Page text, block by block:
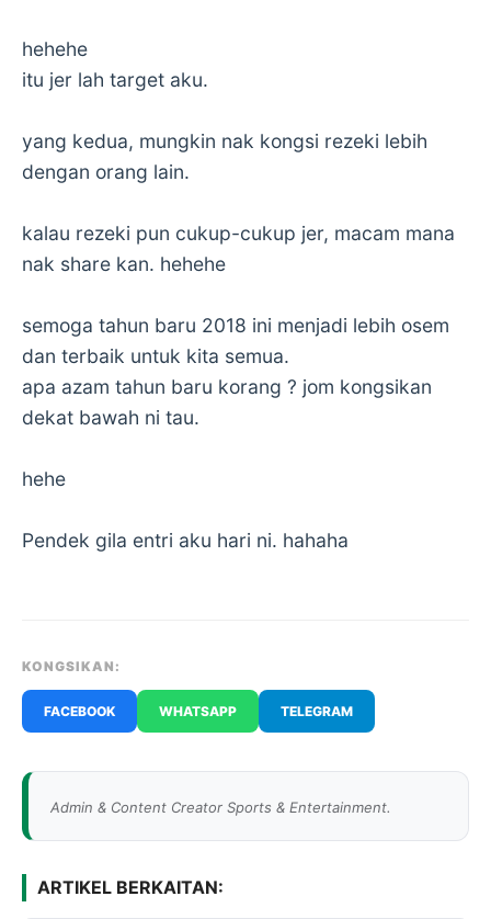
hehehe
itu jer lah target aku.
yang kedua, mungkin nak kongsi rezeki lebih
dengan orang lain.
kalau rezeki pun cukup-cukup jer, macam mana
nak share kan. hehehe
semoga tahun baru 2018 ini menjadi lebih osem
dan terbaik untuk kita semua.
apa azam tahun baru korang ? jom kongsikan
dekat bawah ni tau.
hehe
Pendek gila entri aku hari ni. hahaha
KONGSIKAN:
FACEBOOK WHATSAPP TELEGRAM
Admin & Content Creator Sports & Entertainment.
ARTIKEL BERKAITAN: